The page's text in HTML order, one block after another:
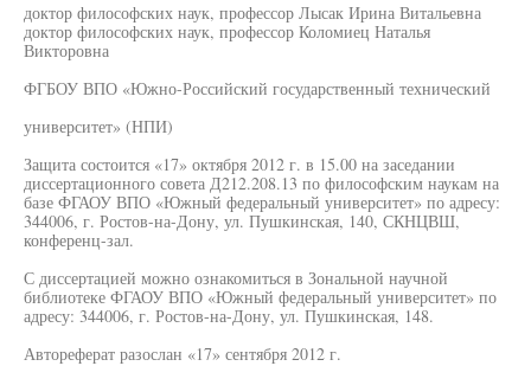
доктор философских наук, профессор Лысак Ирина Витальевна
доктор философских наук, профессор Коломиец Наталья
Викторовна
ФГБОУ ВПО «Южно-Российский государственный технический
университет» (НПИ)
Защита состоится «17» октября 2012 г. в 15.00 на заседании
диссертационного совета Д212.208.13 по философским наукам на
базе ФГАОУ ВПО «Южный федеральный университет» по адресу:
344006, г. Ростов-на-Дону, ул. Пушкинская, 140, СКНЦВШ,
конференц-зал.
С диссертацией можно ознакомиться в Зональной научной
библиотеке ФГАОУ ВПО «Южный федеральный университет» по
адресу: 344006, г. Ростов-на-Дону, ул. Пушкинская, 148.
Автореферат разослан «17» сентября 2012 г.